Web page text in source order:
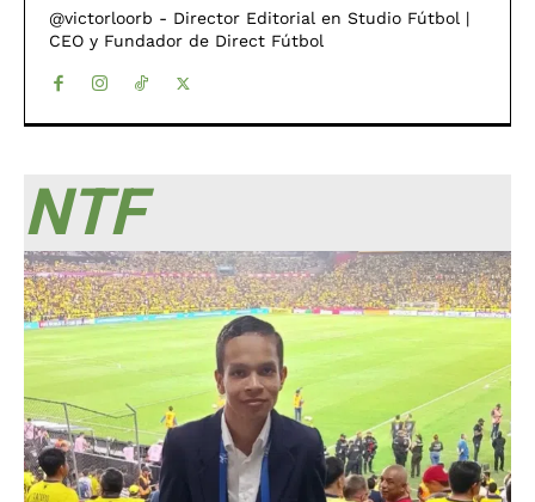
@victorloorb - Director Editorial en Studio Fútbol |
CEO y Fundador de Direct Fútbol
NTF